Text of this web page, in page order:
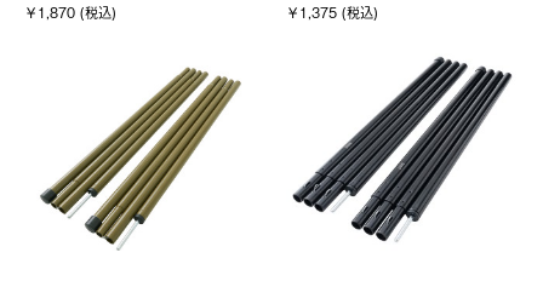
￥1,870 (税込) ￥1,375 (税込)